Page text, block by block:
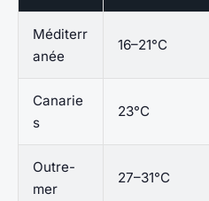
Méditerr
anée
16–21°C
Canarie
s
23°C
Outre-
mer
27–31°C